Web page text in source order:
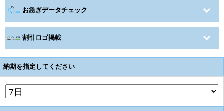
お急ぎデータチェック
割引ロゴ掲載
納期を指定してください